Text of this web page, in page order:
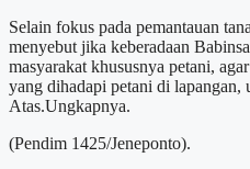
Selain fokus pada pemantauan
menyebut jika keberadaan
masyarakat khususnya petani,
yang dihadapi petani di
Atas.Ungkapnya.
(Pendim 1425/Jeneponto).